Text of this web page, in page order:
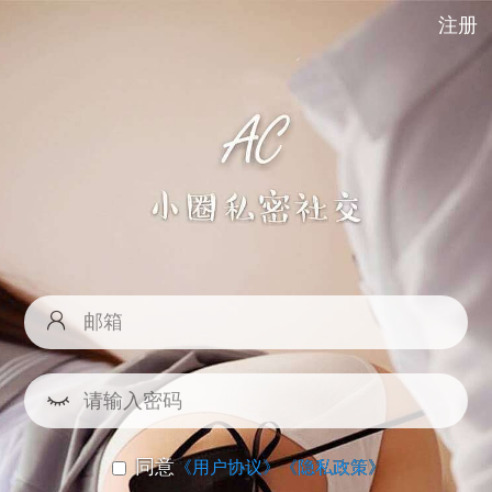
注册
同意《用户协议》《隐私政策》